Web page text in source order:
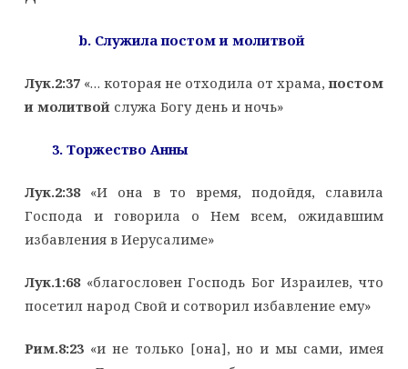
b. Служила постом и молитвой
Лук.2:37«… которая не отходила от храма,постом
и молитвойслужа Богу день и ночь»
3. Торжество Анны
Лук.2:38«И она в то время, подойдя, славила
Господа и говорила о Нем всем, ожидавшим
избавления в Иерусалиме»
Лук.1:68«благословен Господь Бог Израилев, что
посетил народ Свой и сотворил избавление ему»
Рим.8:23«и не только [она], но и мы сами, имея